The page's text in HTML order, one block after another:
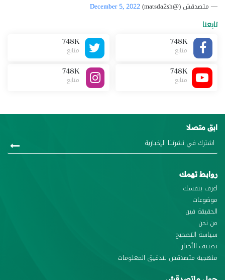
— متصدقش (@matsda2sh)
December 5, 2022
تابعنا
748K
متابع
748K
متابع
748K
متابع
748K
متابع
ابق متصلا
روابط تهمك
اعرف بنفسك
موضوعات
الحقيقة فين
من نحن
سياسة التصحيح
تصنيف الأخبار
منهجية متصدقش لتدقيق المعلومات